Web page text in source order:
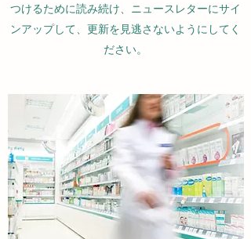
つけるために読み続け、ニュースレターにサイ
ンアップして、更新を見逃さないようにしてく
ださい。